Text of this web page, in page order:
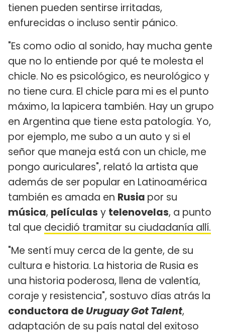
tienen pueden sentirse irritadas,
enfurecidas o incluso sentir pánico.
"Es como odio al sonido, hay mucha gente
que no lo entiende por qué te molesta el
chicle. No es psicológico, es neurológico y
no tiene cura. El chicle para mi es el punto
máximo, la lapicera también. Hay un grupo
en Argentina que tiene esta patología. Yo,
por ejemplo, me subo a un auto y si el
señor que maneja está con un chicle, me
pongo auriculares", relató la artista que
además de ser popular en Latinoamérica
también es amada en Rusia por su
música, películas y telenovelas, a punto
tal que decidió tramitar su ciudadanía allí.
"Me sentí muy cerca de la gente, de su
cultura e historia. La historia de Rusia es
una historia poderosa, llena de valentía,
coraje y resistencia", sostuvo días atrás la
conductora deUruguay Got Talent,
adaptación de su país natal del exitoso